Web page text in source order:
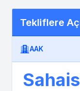
Tekliflere
AAK